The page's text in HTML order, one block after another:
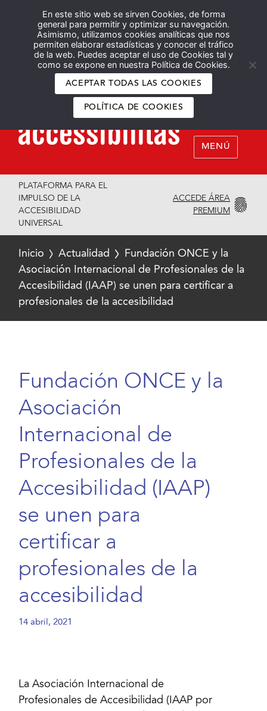
En este sitio web se sirven Cookies, de forma
general para permitir y optimizar su navegación.
Asimismo, utilizamos cookies analíticas que nos
permiten elaborar estadísticas y conocer el tráfico
de la web. Puedes aceptar el uso de Cookies tal y
como se expone en nuestra Política de Cookies.
ACEPTAR TODAS LAS COOKIES
POLÍTICA DE COOKIES
Español English
MENÚ
PLATAFORMA PARA EL
IMPULSO DE LA
ACCESIBILIDAD
UNIVERSAL
ACCEDE ÁREA
PREMIUM
Inicio Actualidad
Fundación ONCE y la
Asociación Internacional de Profesionales de la
Accesibilidad (IAAP) se unen para certificar a
profesionales de la accesibilidad
Fundación ONCE y la
Asociación
Internacional de
Profesionales de la
Accesibilidad (IAAP)
se unen para
certificar a
profesionales de la
accesibilidad
14 abril, 2021
La Asociación Internacional de
Profesionales de Accesibilidad (IAAP por